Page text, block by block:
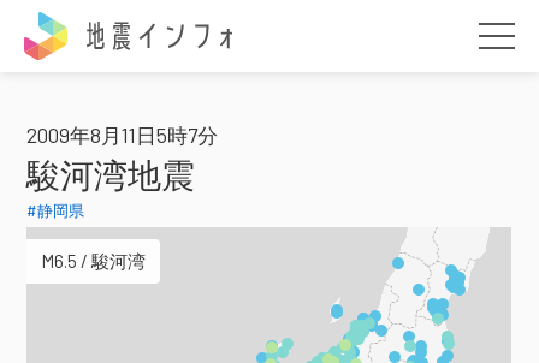
2009年8月11日5時7分
駿河湾地震
#静岡県
M6.5 / 駿河湾